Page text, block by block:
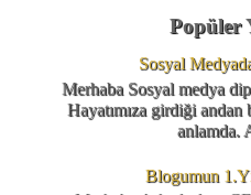
Popüler
Sosyal
Merhaba Sosyal medya
Hayatımıza girdiği andan
anlamda.
Blogumun